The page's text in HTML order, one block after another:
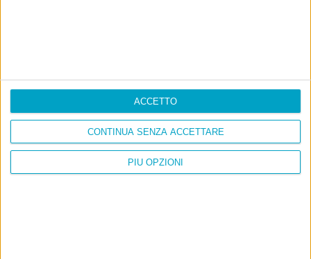
PIÙ OPZIONI
CONTINUA SENZA ACCETTARE
ACCETTO